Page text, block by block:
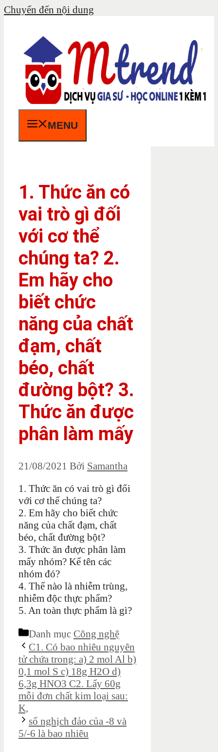
Chuyển đến nội dung
MENU
1. Thức ăn có
vai trò gì đối
với cơ thể
chúng ta? 2.
Em hãy cho
biết chức
năng của chất
đạm, chất
béo, chất
đường bột? 3.
Thức ăn được
phân làm mấy
21/08/2021 Bởi Samantha
1. Thức ăn có vai trò gì đối
với cơ thể chúng ta?
2. Em hãy cho biết chức
năng của chất đạm, chất
béo, chất đường bột?
3. Thức ăn được phân làm
mấy nhóm? Kể tên các
nhóm đó?
4. Thế nào là nhiễm trùng,
nhiễm độc thực phẩm?
5. An toàn thực phẩm là gì?
Danh mục Công nghệ
C1. Có bao nhiêu nguyên
tử chứa trong: a) 2 mol Al b)
0,1 mol S c) 18g H2O d)
6,3g HNO3 C2. Lấy 60g
mỗi đơn chất kim loại sau:
K,
số nghịch đảo của -8 và
5/-6 là bao nhiêu